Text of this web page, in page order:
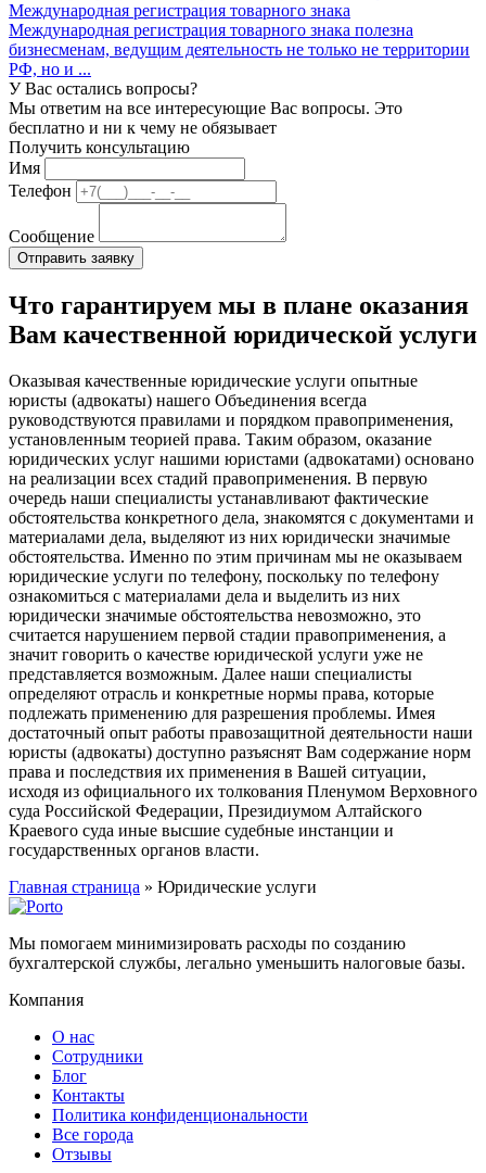
Международная регистрация товарного знака
Международная регистрация товарного знака полезна
бизнесменам, ведущим деятельность не только не территории
РФ, но и ...
У Вас остались вопросы?
Мы ответим на все интересующие Вас вопросы. Это
бесплатно и ни к чему не обязывает
Получить консультацию
Имя
Телефон
Сообщение
Что гарантируем мы в плане оказания
Вам качественной юридической услуги
Оказывая качественные юридические услуги опытные
юристы (адвокаты) нашего Объединения всегда
руководствуются правилами и порядком правоприменения,
установленным теорией права. Таким образом, оказание
юридических услуг нашими юристами (адвокатами) основано
на реализации всех стадий правоприменения. В первую
очередь наши специалисты устанавливают фактические
обстоятельства конкретного дела, знакомятся с документами и
материалами дела, выделяют из них юридически значимые
обстоятельства. Именно по этим причинам мы не оказываем
юридические услуги по телефону, поскольку по телефону
ознакомиться с материалами дела и выделить из них
юридически значимые обстоятельства невозможно, это
считается нарушением первой стадии правоприменения, а
значит говорить о качестве юридической услуги уже не
представляется возможным. Далее наши специалисты
определяют отрасль и конкретные нормы права, которые
подлежать применению для разрешения проблемы. Имея
достаточный опыт работы правозащитной деятельности наши
юристы (адвокаты) доступно разъяснят Вам содержание норм
права и последствия их применения в Вашей ситуации,
исходя из официального их толкования Пленумом Верховного
суда Российской Федерации, Президиумом Алтайского
Краевого суда иные высшие судебные инстанции и
государственных органов власти.
Главная страница » Юридические услуги
Мы помогаем минимизировать расходы по созданию
бухгалтерской службы, легально уменьшить налоговые базы.
Компания
О нас
Сотрудники
Блог
Контакты
Политика конфиденциональности
Все города
Отзывы